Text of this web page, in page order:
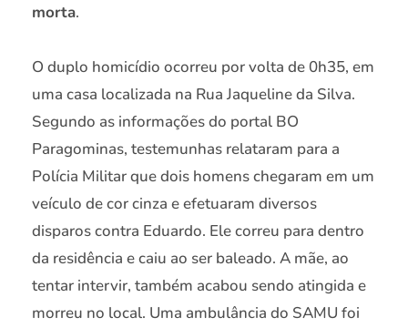
morta.
O duplo homicídio ocorreu por volta de 0h35, em
uma casa localizada na Rua Jaqueline da Silva.
Segundo as informações do portal BO
Paragominas, testemunhas relataram para a
Polícia Militar que dois homens chegaram em um
veículo de cor cinza e efetuaram diversos
disparos contra Eduardo. Ele correu para dentro
da residência e caiu ao ser baleado. A mãe, ao
tentar intervir, também acabou sendo atingida e
morreu no local. Uma ambulância do SAMU foi